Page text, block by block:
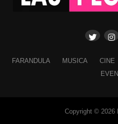
FARANDULA MUSICA CINE
Copyright © 2026